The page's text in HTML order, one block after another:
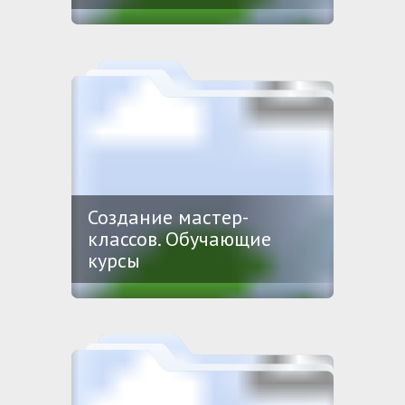
Создание мастер-
классов. Обучающие
курсы